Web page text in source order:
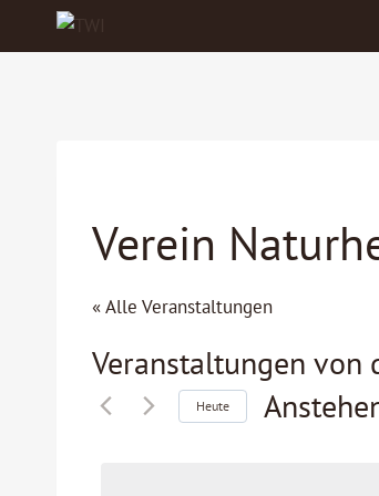
Verein
« Alle Veranstaltungen
Veranstaltungen von
Heute